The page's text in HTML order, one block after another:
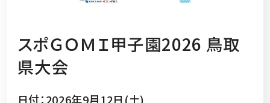
スポＧＯＭＩ甲子園2026 鳥取
県大会
日付：2026年9月12日(土)